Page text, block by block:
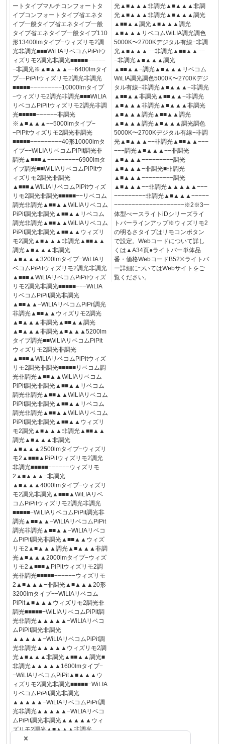
ートタイプマルチコンフォートタ
イプコンフォートタイプ省エネタ
イプ一般タイプ省エネタイプ一般
タイプ省エネタイプ一般タイプ110
形13400lmタイプ−ウィズリモ2調
光非調光■■■WiLIAリベコムPiPitウ
ィズリモ2調光非調光■■■■■−−−−−
−非調光※▲■▲▲▲−−6400lmタイ
プ−−PiPitウィズリモ2調光非調光
■■■■■−−−−−−−−−10000lmタイプ
−ウィズリモ2調光非調光■■■WiLIA
リベコムPiPitウィズリモ2調光非調
光■■■■■−−−−−−非調光
※▲■▲▲▲−−5000lmタイプ−
−PiPitウィズリモ2調光非調光
■■■■■−−−−−−−−−40形10000lmタ
イプ−−WiLIAリベコムPiPit調光非
調光▲■■■▲−−−−−−−−−6900lmタ
イプ調光■■WiLIAリベコムPiPitウ
ィズリモ2調光非調光
▲■■■▲WiLIAリベコムPiPitウィズ
リモ2調光非調光■■■■■−−リベコム
調光非調光▲■■▲▲WiLIAリベコム
PiPit調光非調光▲■■▲▲リベコム
調光非調光▲■■▲▲WiLIAリベコム
PiPit調光非調光▲■■▲▲ウィズリ
モ2調光▲■▲▲▲非調光▲■■▲▲
調光▲■▲▲▲非調光
▲■▲▲▲3200lmタイプ−WiLIAリ
ベコムPiPitウィズリモ2調光非調光
▲■■■▲WiLIAリベコムPiPitウィズ
リモ2調光非調光■■■■■−−−WiLIA
リベコムPiPit調光非調光
▲■■▲▲−WiLIAリベコムPiPit調光
非調光▲■■▲▲ウィズリモ2調光
▲■▲▲▲非調光▲■■▲▲調光
▲■▲▲▲非調光▲■▲▲▲5200lm
タイプ調光■■WiLIAリベコムPiPit
ウィズリモ2調光非調光
▲■■■▲WiLIAリベコムPiPitウィズ
リモ2調光非調光■■■■■リベコム調
光非調光▲■■▲▲WiLIAリベコム
PiPit調光非調光▲■■▲▲リベコム
調光非調光▲■■▲▲WiLIAリベコム
PiPit調光非調光▲■■▲▲リベコム
調光非調光▲■■▲▲WiLIAリベコム
PiPit調光非調光▲■■▲▲ウィズリ
モ2調光▲■▲▲▲非調光▲■■▲▲
調光▲■▲▲▲非調光
▲■▲▲▲2500lmタイプ−ウィズリ
モ2▲■■■▲PiPitウィズリモ2調光
非調光■■■■■−−−−−−ウィズリモ
2▲■▲▲▲−非調光
▲■▲▲▲4000lmタイプ−ウィズリ
モ2調光非調光▲■■■▲WiLIAリベ
コムPiPitウィズリモ2調光非調光
■■■■■−WiLIAリベコムPiPit調光非
調光▲■■▲▲−WiLIAリベコムPiPit
調光非調光▲■■▲▲−WiLIAリベコ
ムPiPit調光非調光▲■■▲▲ウィズ
リモ2▲■▲▲▲調光▲■▲▲▲非調
光▲■▲▲▲2000lmタイプ−ウィズ
リモ2▲■■■▲PiPitウィズリモ2調
光非調光■■■■■−−−−−−ウィズリモ
2▲■▲▲▲−非調光▲■▲▲▲20形
3200lmタイプ−−WiLIAリベコム
PiPit▲■▲▲▲ウィズリモ2調光非
調光■■■■■−WiLIAリベコムPiPit調
光非調光▲▲▲▲▲−WiLIAリベコ
ムPiPit調光非調光
▲▲▲▲▲−WiLIAリベコムPiPit調
光非調光▲▲▲▲▲ウィズリモ2調
光▲■▲▲▲非調光▲■■▲▲調光■
非調光▲▲▲▲▲1600lmタイプ−
−WiLIAリベコムPiPit▲■▲▲▲ウ
ィズリモ2調光非調光■■■■■−WiLIA
リベコムPiPit調光非調光
▲▲▲▲▲−WiLIAリベコムPiPit調
光非調光▲▲▲▲▲−WiLIAリベコ
ムPiPit調光非調光▲▲▲▲▲ウィ
ズリモ2調光▲■▲▲▲非調光
▲■■▲▲調光■非調光
光▲■▲▲▲非調光▲■▲▲▲非調
光▲■▲▲▲非調光▲■▲▲▲調光
▲■■▲▲調光▲■▲▲▲調光
▲■▲▲▲リベコムWiLIA調光調色
5000K〜2700Kデジタル有線−非調
光▲■▲▲▲−−非調光▲■■▲▲−−
−非調光▲■▲▲▲調光
▲■■▲▲−調光▲■▲▲▲リベコム
WiLIA調光調色5000K〜2700Kデジ
タル有線−非調光▲■▲▲▲−非調光
▲■■▲▲非調光▲■■▲▲−非調光
▲■▲▲▲非調光▲■▲▲▲非調光
▲■▲▲▲調光▲■■▲▲調光
▲■▲▲▲調光▲■▲▲▲調光調色
5000K〜2700Kデジタル有線−非調
光▲■▲▲▲−−非調光▲■■▲▲−−−
−−−調光▲■▲▲▲−−非調光
▲■▲▲▲−−−−−−−−−調光
▲■▲▲▲−非調光■非調光
▲■▲▲▲−−−−−−−−−調光
▲■▲▲▲−−非調光▲▲▲▲▲−−−
−−−−−−−−−非調光▲■▲▲▲−−−−−
−−−−−−−−−−−−−−−−−−−−※2※3一
体型べースライトiDシリーズライ
トバーラインアップ※ウィズリモ2
の明るさタイプはリモコンボタン
で設定。Webコードについて詳し
くは▲A34頁●ライトバー単体品
番・価格WebコードB52※ライトバ
ー詳細についてはWebサイトをご
覧ください。